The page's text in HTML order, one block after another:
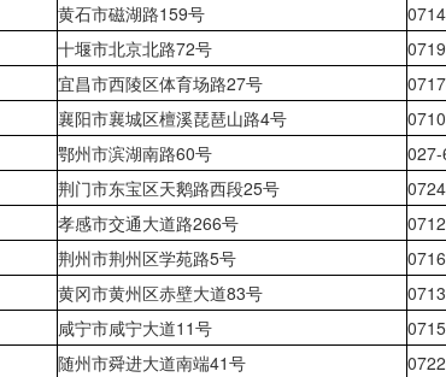
黄石市磁湖路159号
十堰市北京北路72号
宜昌市西陵区体育场路27号
襄阳市襄城区檀溪琵琶山路4号
鄂州市滨湖南路60号
027-
荆门市东宝区天鹅路西段25号
孝感市交通大道路266号
荆州市荆州区学苑路5号
黄冈市黄州区赤壁大道83号
咸宁市咸宁大道11号
随州市舜进大道南端41号